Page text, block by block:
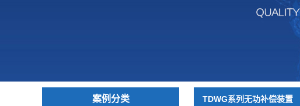
案例分类 TDWG系列无功补偿装置